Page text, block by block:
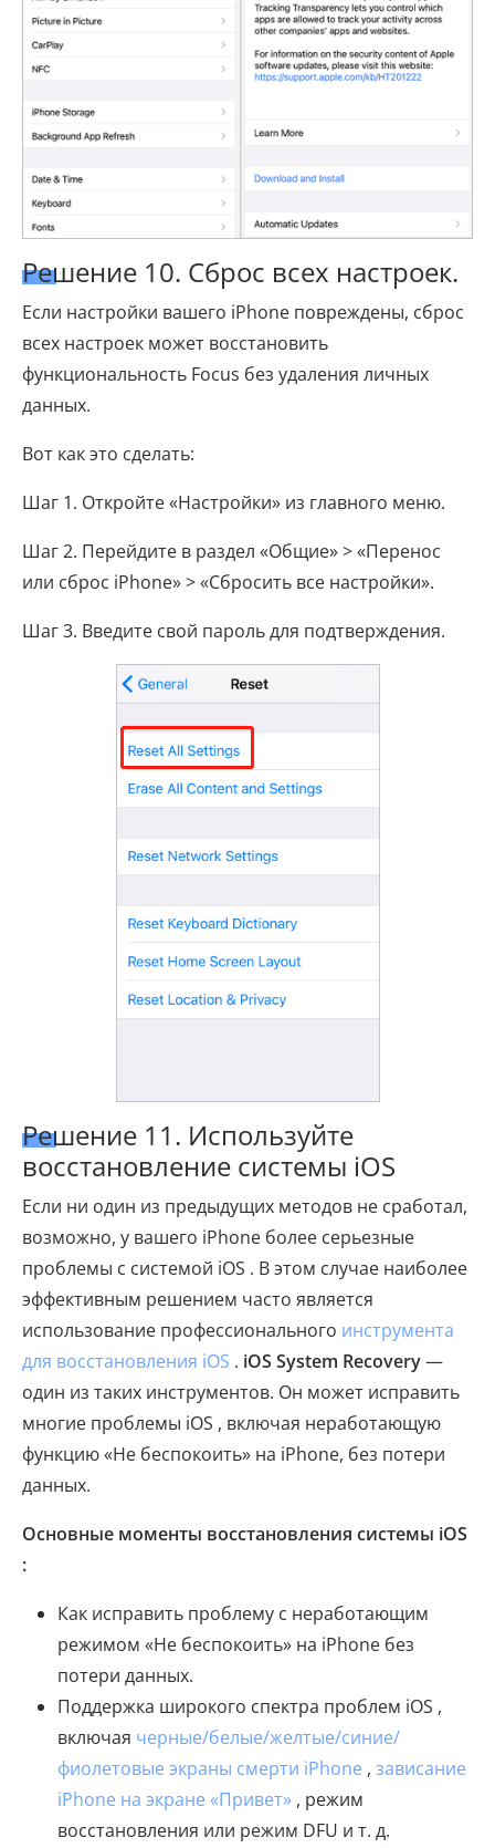
Решение 10. Сброс всех настроек.
Если настройки вашего iPhone повреждены, сброс
всех настроек может восстановить
функциональность Focus без удаления личных
данных.
Вот как это сделать:
Шаг 1. Откройте «Настройки» из главного меню.
Шаг 2. Перейдите в раздел «Общие» > «Перенос
или сброс iPhone» > «Сбросить все настройки».
Шаг 3. Введите свой пароль для подтверждения.
Решение 11. Используйте
восстановление системы iOS
Если ни один из предыдущих методов не сработал,
возможно, у вашего iPhone более серьезные
проблемы с системой iOS . В этом случае наиболее
эффективным решением часто является
использование профессионального инструмента
для восстановления iOS . iOS System Recovery—
один из таких инструментов. Он может исправить
многие проблемы iOS , включая неработающую
функцию «Не беспокоить» на iPhone, без потери
данных.
Основные моменты восстановления системы iOS
:
Как исправить проблему с неработающим
режимом «Не беспокоить» на iPhone без
потери данных.
Поддержка широкого спектра проблем iOS ,
включая черные/белые/желтые/синие/
фиолетовые экраны смерти iPhone , зависание
iPhone на экране «Привет» , режим
восстановления или режим DFU и т. д.